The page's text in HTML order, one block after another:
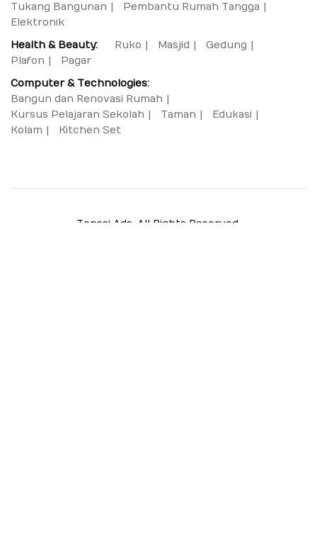
Tukang Bangunan
Pembantu Rumah Tangga
Elektronik
Health & Beauty:
Ruko Masjid
Gedung
Plafon
Pagar
Computer & Technologies:
Bangun dan Renovasi Rumah
Kursus Pelajaran Sekolah
Taman
Edukasi
Kolam
Kitchen Set
Tensai Ads. All Rights Reserved.